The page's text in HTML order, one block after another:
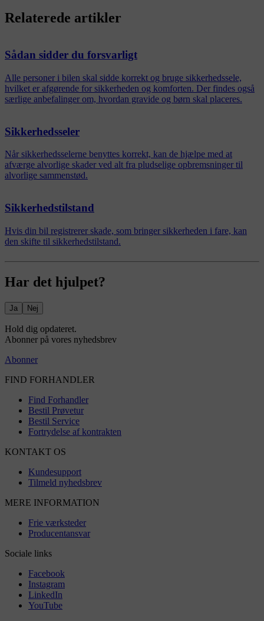
Relaterede artikler
Sådan sidder du forsvarligt
Alle personer i bilen skal sidde korrekt og bruge sikkerhedssele,
hvilket er afgørende for sikkerheden og komforten. Der findes også
særlige anbefalinger om, hvordan gravide og børn skal placeres.
Sikkerhedsseler
Når sikkerhedsselerne benyttes korrekt, kan de hjælpe med at
afværge alvorlige skader ved alt fra pludselige opbremsninger til
alvorlige sammenstød.
Sikkerhedstilstand
Hvis din bil registrerer skade, som bringer sikkerheden i fare, kan
den skifte til sikkerhedstilstand.
Har det hjulpet?
Ja Nej